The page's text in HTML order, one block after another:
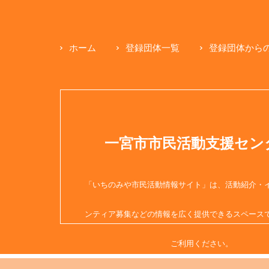
ホーム 登録団体一覧 登録団体から
一宮市市民活動支援セン
「いちのみや市民活動情報サイト」は、活動紹介・
ンティア募集などの情報を広く提供できるスペース
ご利用ください。